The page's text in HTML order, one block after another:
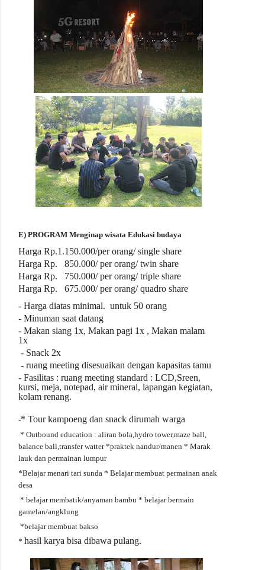
E) PROGRAM Menginap wisata Edukasi budaya
Harga Rp.1.150.000/per orang/ single share
Harga Rp. 850.000/ per orang/ twin share
Harga Rp. 750.000/ per orang/ triple share
Harga Rp. 675.000/ per orang/ quadro share
- Harga diatas minimal. untuk 50 orang
- Minuman saat datang
- Makan siang 1x, Makan pagi 1x , Makan malam
1x
- Snack 2x
- ruang meeting disesuaikan dengan kapasitas tamu
- Fasilitas : ruang meeting standard : LCD,Sreen,
kursi, meja, notepad, air mineral, lapangan kegiatan,
kolam renang.
-* Tour kampoeng dan snack dirumah warga
* Outbound education : aliran bola,hydro tower,maze ball,
balance ball,transfer watter*praktek nandur/manen * Marak
lauk dan permainan lumpur
*Belajar menari tari sunda * Belajar membuat permainan anak
desa
* belajar membatik/anyaman bambu * belajar bermain
gamelan/angklung
*belajar membuat bakso
* hasil karya bisa dibawa pulang.